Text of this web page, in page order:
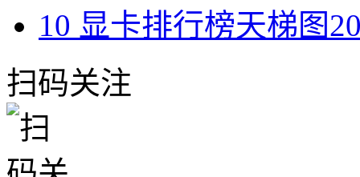
10 显卡排行榜天梯图
扫码关注